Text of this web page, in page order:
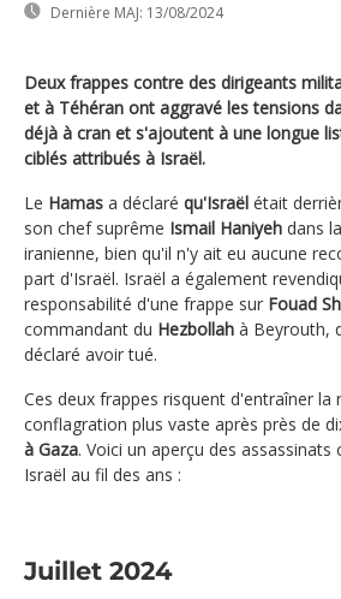
Dernière MAJ: 13/08/2024
Deux frappes contre des dirigeants
et à Téhéran ont aggravé les tensions
déjà à cran et s'ajoutent à une longue
ciblés attribués à Israël.
Le Hamas a déclaré qu'Israël était
son chef suprême Ismail Haniyeh dans
iranienne, bien qu'il n'y ait eu aucune
part d'Israël. Israël a également
responsabilité d'une frappe sur Fouad
commandant du Hezbollah à Beyrouth,
déclaré avoir tué.
Ces deux frappes risquent d'entraîner la
conflagration plus vaste après près de
à Gaza. Voici un aperçu des assassinats
Israël au fil des ans :
Juillet 2024